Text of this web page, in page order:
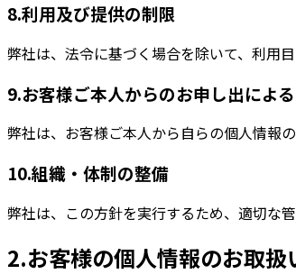
8.利用及び提供の制限
弊社は、法令に基づく場合を除いて、利用
9.お客様ご本人からのお申し出によ
弊社は、お客様ご本人から自らの個人情報
10.組織・体制の整備
弊社は、この方針を実行するため、適切な
2.お客様の個人情報のお取扱